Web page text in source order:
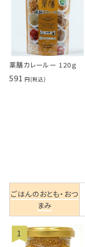
薬膳カレールー 120ｇ
591
ごはんのおとも・おつ
まみ